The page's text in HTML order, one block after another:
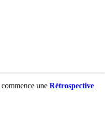
commence une Rétrospective